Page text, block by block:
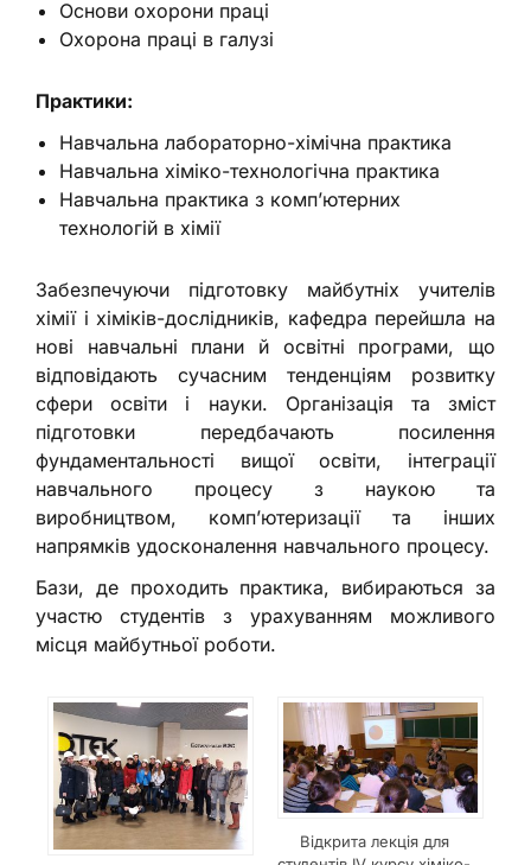
Основи охорони праці
Охорона праці в галузі
Практики:
Навчальна лабораторно-хімічна практика
Навчальна хіміко-технологічна практика
Навчальна практика з комп’ютерних
технологій в хімії
Забезпечуючи підготовку майбутніх учителів
хімії і хіміків-дослідників, кафедра перейшла на
нові навчальні плани й освітні програми, що
відповідають сучасним тенденціям розвитку
сфери освіти і науки. Організація та зміст
підготовки передбачають посилення
фундаментальності вищої освіти, інтеграції
навчального процесу з наукою та
виробництвом, комп’ютеризації та інших
напрямків удосконалення навчального процесу.
Бази, де проходить практика, вибираються за
участю студентів з урахуванням можливого
місця майбутньої роботи.
Відкрита лекція для